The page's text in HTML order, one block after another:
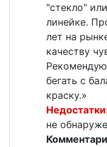
"стекло"
линейке.
лет на
качеству
бегать с
краску.»
не